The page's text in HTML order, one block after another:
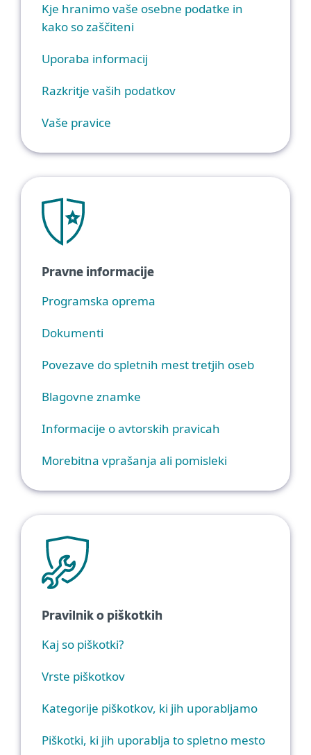
Kje hranimo vaše osebne podatke in
kako so zaščiteni
Uporaba informacij
Razkritje vaših podatkov
Vaše pravice
Pravne informacije
Programska oprema
Dokumenti
Povezave do spletnih mest tretjih oseb
Blagovne znamke
Informacije o avtorskih pravicah
Morebitna vprašanja ali pomisleki
Pravilnik o piškotkih
Kaj so piškotki?
Vrste piškotkov
Kategorije piškotkov, ki jih uporabljamo
Piškotki, ki jih uporablja to spletno mesto